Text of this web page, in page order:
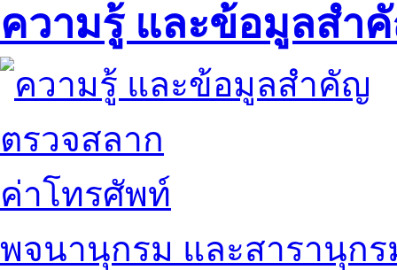
ความรู้ และข้อมูลสำ
ตรวจสลาก
ค่าโทรศัพท์
พจนานุกรม และสารานุกร